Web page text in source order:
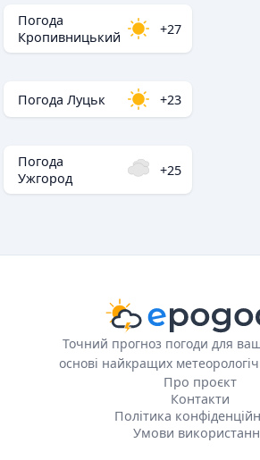
Погода
Кропивницький
+27
Погода Луцьк +23
Погода
Ужгород
+25
Точний прогноз погоди для
основі найкращих
Про проєкт
Контакти
Політика
Умови